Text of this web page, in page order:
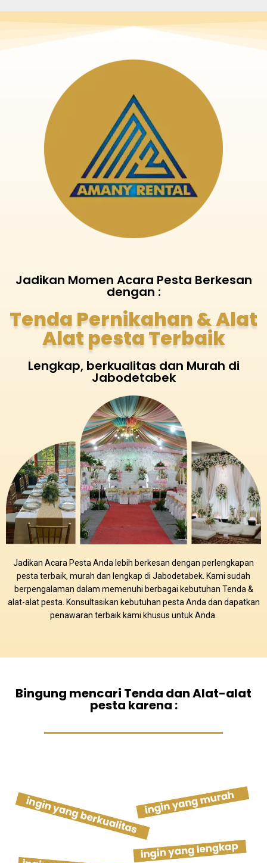
Jadikan Momen Acara Pesta Berkesan
dengan :
Tenda Pernikahan & Alat
Alat pesta Terbaik
Lengkap, berkualitas dan Murah di
Jabodetabek
Jadikan Acara Pesta Anda lebih berkesan dengan perlengkapan
pesta terbaik, murah dan lengkap di Jabodetabek. Kami sudah
berpengalaman dalam memenuhi berbagai kebutuhan Tenda &
alat-alat pesta. Konsultasikan kebutuhan pesta Anda dan dapatkan
penawaran terbaik kami khusus untuk Anda.
Bingung mencari Tenda dan Alat-alat
pesta karena :